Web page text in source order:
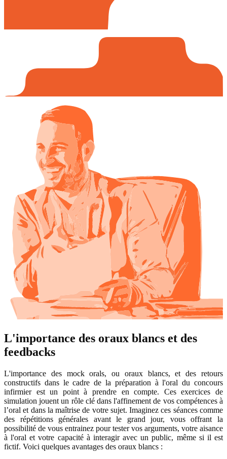
L'importance des oraux blancs et des
feedbacks
L'importance des mock orals, ou oraux blancs, et des retours
constructifs dans le cadre de la préparation à l'oral du concours
infirmier est un point à prendre en compte. Ces exercices de
simulation jouent un rôle clé dans l'affinement de vos compétences à
l’oral et dans la maîtrise de votre sujet. Imaginez ces séances comme
des répétitions générales avant le grand jour, vous offrant la
possibilité de vous entrainez pour tester vos arguments, votre aisance
à l'oral et votre capacité à interagir avec un public, même si il est
fictif. Voici quelques avantages des oraux blancs :